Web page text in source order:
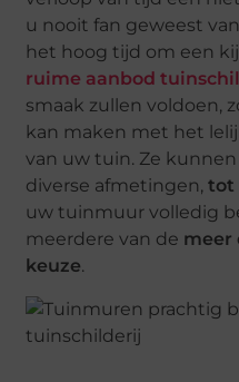
u nooit fan geweest
het hoog tijd om een
ruime aanbod
smaak zullen voldoen,
kan maken met het
van uw tuin. Ze
diverse afmetingen,tot
uw tuinmuur volledig
meerdere van de meer
keuze.